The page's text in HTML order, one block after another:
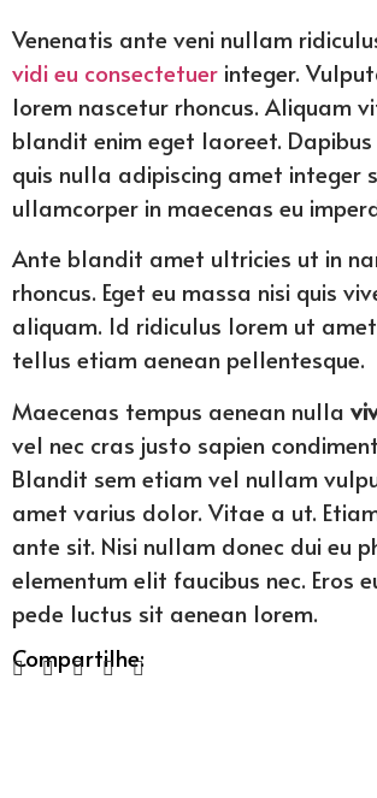
Venenatis ante veni nullam
vidi eu consectetuer integer.
lorem nascetur rhoncus. Aliquam
blandit enim eget laoreet. Dapibus
quis nulla adipiscing amet integer
ullamcorper in maecenas eu
Ante blandit amet ultricies ut in
rhoncus. Eget eu massa nisi quis
aliquam. Id ridiculus lorem ut
tellus etiam aenean pellentesque.
Maecenas tempus aenean nulla
vel nec cras justo sapien
Blandit sem etiam vel nullam
amet varius dolor. Vitae a ut.
ante sit. Nisi nullam donec dui eu
elementum elit faucibus nec. Eros
pede luctus sit aenean lorem.
Compartilhe: